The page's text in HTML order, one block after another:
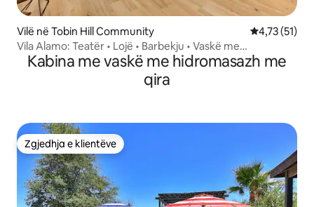
Vilë në Tobin Hill Community Vlerësimi
4,73 (51)
Vila Alamo: Teatër • Lojë • Barbekju • Vaskë me
hidromasazh
Kabina me vaskë me hidromasazh me
qira
Zgjedhja e klientëve
Zgjedhja e klientëve